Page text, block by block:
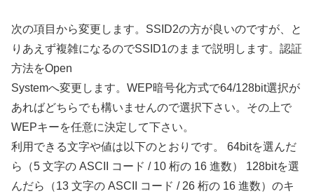
次の項目から変更します。SSID2の方が良いのですが、と
りあえず複雑になるのでSSID1のままで説明します。認証
方法をOpen
Systemへ変更します。WEP暗号化方式で64/128bit選択が
あればどちらでも構いませんので選択下さい。その上で
WEPキーを任意に決定して下さい。
利用できる文字や値は以下のとおりです。 64bitを選んだ
ら（5 文字の ASCII コード / 10 桁の 16 進数） 128bitを選
んだら（13 文字の ASCII コード / 26 桁の 16 進数）のキ